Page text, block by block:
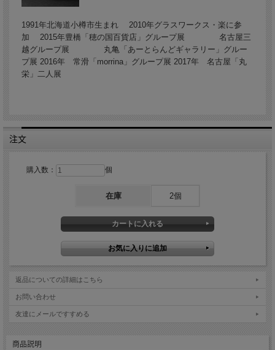
1991年北海道小樽市生まれ 2010年グラスワークス・楽に参
加 2015年豊橋「穂の国百貨店」グループ展 名古屋三
越グループ展 丸亀「あーとらんどギャラリー」グルー
プ展 2016年 常滑「morrina」グループ展 2017年 名古屋「丸
栄」二人展
注文
購入数： 個
在庫 2個
返品についての詳細はこちら
お問い合わせ
友達にメールですすめる
商品説明